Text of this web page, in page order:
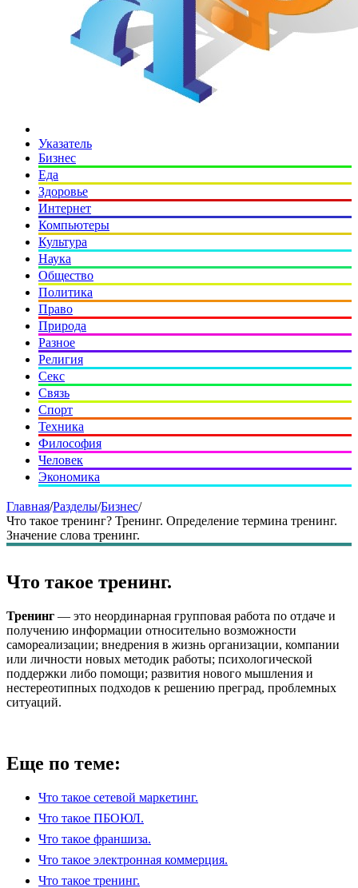
Указатель
Бизнес
Еда
Здоровье
Интернет
Компьютеры
Культура
Наука
Общество
Политика
Право
Природа
Разное
Религия
Секс
Связь
Спорт
Техника
Философия
Человек
Экономика
Главная/Разделы/Бизнес/
Что такое тренинг? Тренинг. Определение термина тренинг.
Значение слова тренинг.
Что такое тренинг.
Тренинг — это неординарная групповая работа по отдаче и
получению информации относительно возможности
самореализации; внедрения в жизнь организации, компании
или личности новых методик работы; психологической
поддержки либо помощи; развития нового мышления и
нестереотипных подходов к решению преград, проблемных
ситуаций.
Еще по теме:
Что такое сетевой маркетинг.
Что такое ПБОЮЛ.
Что такое франшиза.
Что такое электронная коммерция.
Что такое тренинг.